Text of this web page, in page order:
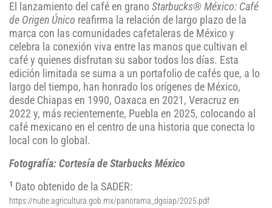
El lanzamiento del café en grano Starbucks® México: Café
de Origen Único reafirma la relación de largo plazo de la
marca con las comunidades cafetaleras de México y
celebra la conexión viva entre las manos que cultivan el
café y quienes disfrutan su sabor todos los días. Esta
edición limitada se suma a un portafolio de cafés que, a lo
largo del tiempo, han honrado los orígenes de México,
desde Chiapas en 1990, Oaxaca en 2021, Veracruz en
2022 y, más recientemente, Puebla en 2025, colocando al
café mexicano en el centro de una historia que conecta lo
local con lo global.
Fotografía: Cortesía de Starbucks México
1 Dato obtenido de la SADER:
https://nube.agricultura.gob.mx/panorama_dgsiap/2025.pdf